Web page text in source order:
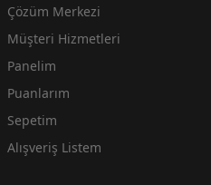
Çözüm Merkezi
Müşteri Hizmetleri
Panelim
Puanlarım
Sepetim
Alışveriş Listem